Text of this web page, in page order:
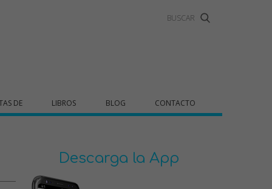
DE LIBROS BLOG CONTACTO
Descarga la App